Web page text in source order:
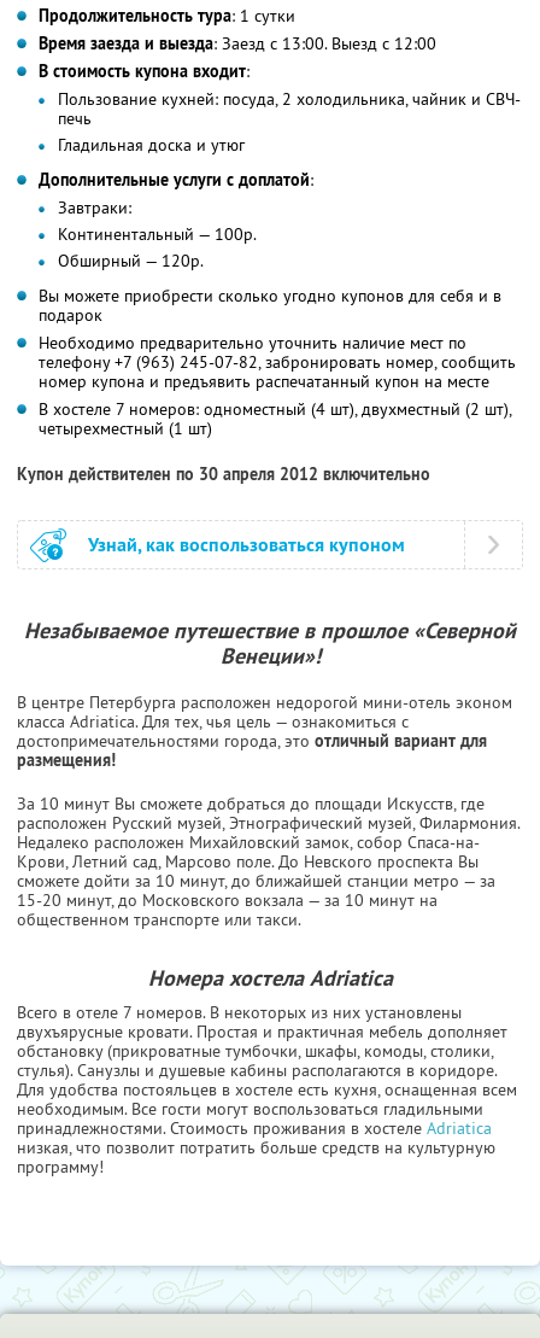
Продолжительность тура: 1 сутки
Время заезда и выезда: Заезд с 13:00. Выезд с 12:00
В стоимость купона входит:
Пользование кухней: посуда, 2 холодильника, чайник и СВЧ-
печь
Гладильная доска и утюг
Дополнительные услуги с доплатой:
Завтраки:
Континентальный — 100р.
Обширный — 120р.
Вы можете приобрести сколько угодно купонов для себя и в
подарок
Необходимо предварительно уточнить наличие мест по
телефону +7 (963) 245-07-82, забронировать номер, сообщить
номер купона и предъявить распечатанный купон на месте
В хостеле 7 номеров: одноместный (4 шт), двухместный (2 шт),
четырехместный (1 шт)
Купон действителен по 30 апреля 2012 включительно
Узнай, как воспользоваться купоном
Незабываемое путешествие в прошлое «Северной
Венеции»!
В центре Петербурга расположен недорогой мини-отель эконом
класса Adriatica. Для тех, чья цель — ознакомиться с
достопримечательностями города, это отличный вариант для
размещения!
За 10 минут Вы сможете добраться до площади Искусств, где
расположен Русский музей, Этнографический музей, Филармония.
Недалеко расположен Михайловский замок, собор Спаса-на-
Крови, Летний сад, Марсово поле. До Невского проспекта Вы
сможете дойти за 10 минут, до ближайшей станции метро — за
15-20 минут, до Московского вокзала — за 10 минут на
общественном транспорте или такси.
Номера хостела Adriatica
Всего в отеле 7 номеров. В некоторых из них установлены
двухъярусные кровати. Простая и практичная мебель дополняет
обстановку (прикроватные тумбочки, шкафы, комоды, столики,
стулья). Санузлы и душевые кабины располагаются в коридоре.
Для удобства постояльцев в хостеле есть кухня, оснащенная всем
необходимым. Все гости могут воспользоваться гладильными
принадлежностями. Стоимость проживания в хостеле Adriatica
низкая, что позволит потратить больше средств на культурную
программу!